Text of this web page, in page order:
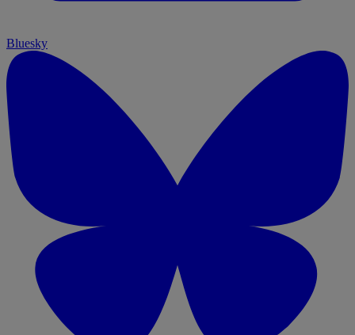
Bluesky